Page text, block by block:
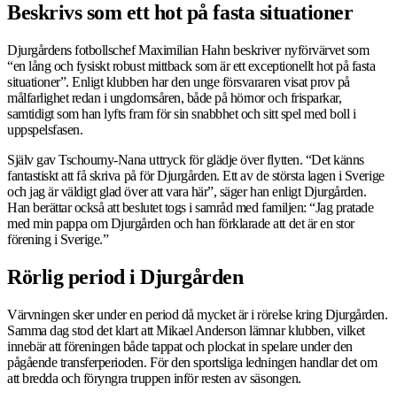
Beskrivs som ett hot på fasta situationer
Djurgårdens fotbollschef Maximilian Hahn beskriver nyförvärvet som
“en lång och fysiskt robust mittback som är ett exceptionellt hot på fasta
situationer”. Enligt klubben har den unge försvararen visat prov på
målfarlighet redan i ungdomsåren, både på hörnor och frisparkar,
samtidigt som han lyfts fram för sin snabbhet och sitt spel med boll i
uppspelsfasen.
Själv gav Tschoumy-Nana uttryck för glädje över flytten. “Det känns
fantastiskt att få skriva på för Djurgården. Ett av de största lagen i Sverige
och jag är väldigt glad över att vara här”, säger han enligt Djurgården.
Han berättar också att beslutet togs i samråd med familjen: “Jag pratade
med min pappa om Djurgården och han förklarade att det är en stor
förening i Sverige.”
Rörlig period i Djurgården
Värvningen sker under en period då mycket är i rörelse kring Djurgården.
Samma dag stod det klart att Mikael Anderson lämnar klubben, vilket
innebär att föreningen både tappat och plockat in spelare under den
pågående transferperioden. För den sportsliga ledningen handlar det om
att bredda och föryngra truppen inför resten av säsongen.